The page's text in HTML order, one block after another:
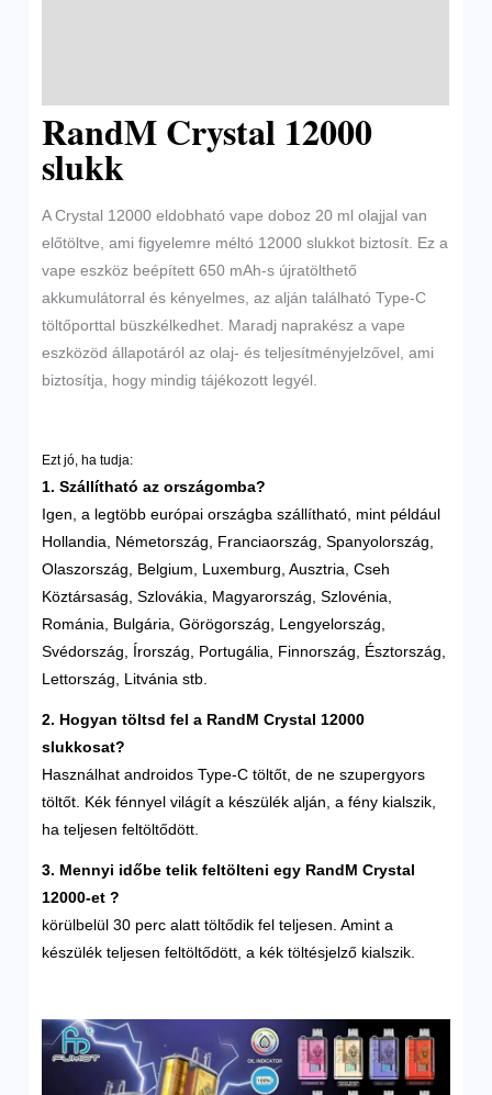
RandM Crystal 12000
slukk
A Crystal 12000 eldobható vape doboz 20 ml olajjal van
előtöltve, ami figyelemre méltó 12000 slukkot biztosít. Ez a
vape eszköz beépített 650 mAh-s újratölthető
akkumulátorral és kényelmes, az alján található Type-C
töltőporttal büszkélkedhet. Maradj naprakész a vape
eszközöd állapotáról az olaj- és teljesítményjelzővel, ami
biztosítja, hogy mindig tájékozott legyél.
Ezt jó, ha tudja:
1. Szállítható az országomba?
Igen, a legtöbb európai országba szállítható, mint például
Hollandia, Németország, Franciaország, Spanyolország,
Olaszország, Belgium, Luxemburg, Ausztria, Cseh
Köztársaság, Szlovákia, Magyarország, Szlovénia,
Románia, Bulgária, Görögország, Lengyelország,
Svédország, Írország, Portugália, Finnország, Észtország,
Lettország, Litvánia stb.
2. Hogyan töltsd fel a RandM Crystal 12000
slukkosat?
Használhat androidos Type-C töltőt, de ne szupergyors
töltőt. Kék fénnyel világít a készülék alján, a fény kialszik,
ha teljesen feltöltődött.
3. Mennyi időbe telik feltölteni egy RandMCrystal
12000-et?
körülbelül 30 perc alatt töltődik fel teljesen. Amint a
készülék teljesen feltöltődött, a kék töltésjelző kialszik.